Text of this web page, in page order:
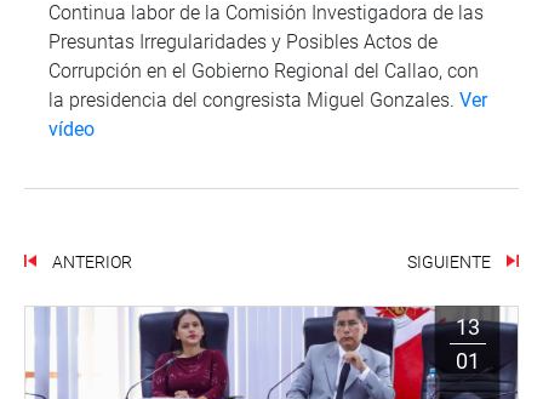
Continua labor de la Comisión Investigadora de las
Presuntas Irregularidades y Posibles Actos de
Corrupción en el Gobierno Regional del Callao, con
la presidencia del congresista Miguel Gonzales. Ver
vídeo
ANTERIOR SIGUIENTE
13
01